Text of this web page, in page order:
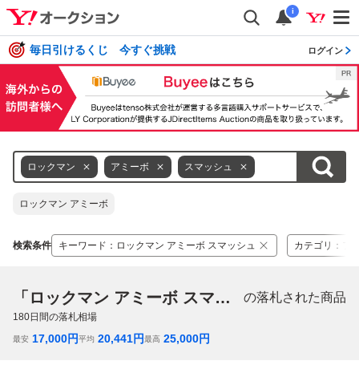
i
毎日引けるくじ 今すぐ挑戦 ログイン
ロックマン アミーボ スマッシュ
ロックマン アミーボ
検索条件 キーワード ： ロックマン アミーボ スマッシュ カテゴリ ：
「ロックマン アミーボ スマッシュ」 の落札された商品
180日間の落札相場
最安 17,000円平均 20,441円最高 25,000円